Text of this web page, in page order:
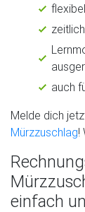
auch
Melde dich
Mürzzuschlag!
einfach